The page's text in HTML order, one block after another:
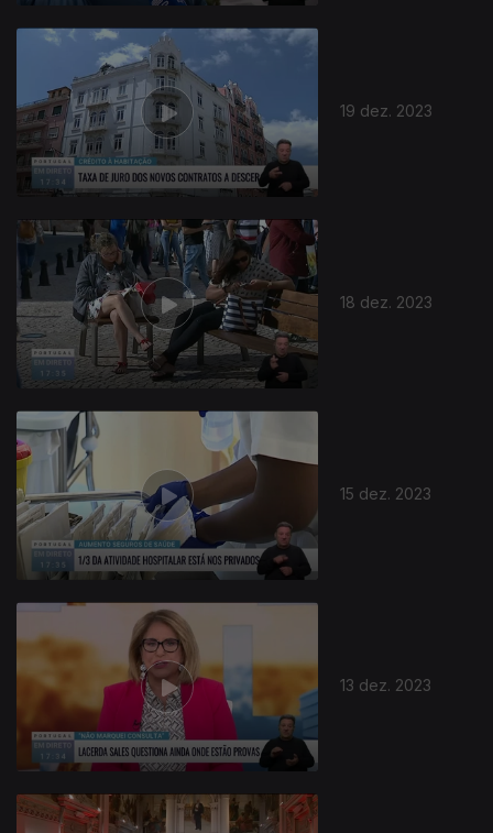
19 dez. 2023
18 dez. 2023
15 dez. 2023
13 dez. 2023